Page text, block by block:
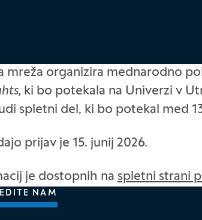
mreža organizira mednarodno
ki bo potekala na Univerzi v
spletni del, ki bo potekal med
prijav je 15. junij 2026.
je dostopnih na spletni strani
NAM